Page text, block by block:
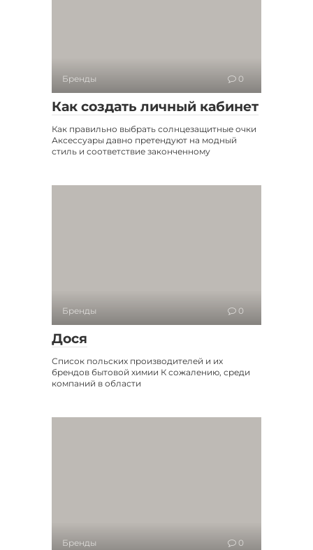
Бренды 0
Как создать личный кабинет
Как правильно выбрать солнцезащитные очки
Аксессуары давно претендуют на модный
стиль и соответствие законченному
Бренды 0
Дося
Список польских производителей и их
брендов бытовой химии К сожалению, среди
компаний в области
Бренды 0